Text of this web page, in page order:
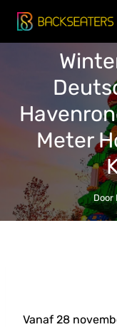
Doorgaan
naar
Meter
Door
Vanaf 28